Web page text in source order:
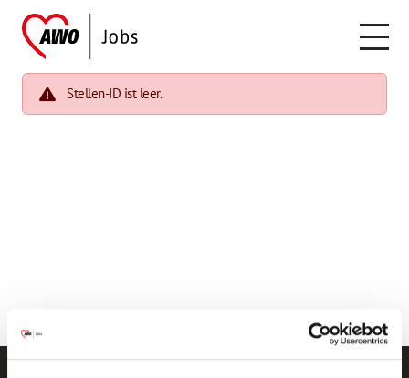
Stellen-ID ist leer.